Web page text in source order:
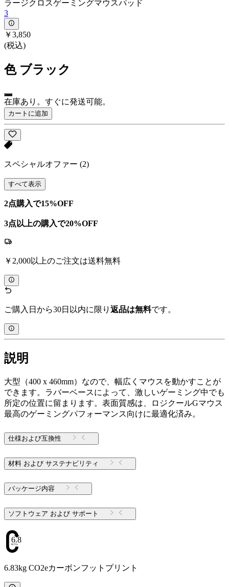
ラージクロスゲーミングマウスパッド
3
￥3,850
(税込)
色 ブラック
在庫あり。すぐに発送可能。
カートに追加
スペシャルオファー (2)
すべて表示
2点購入で15%OFF
3点以上の購入で20%OFF
￥2,000以上のご注文は送料無料
ご購入日から30日以内に限り 返品は無料です。
説明
大型（400 x 460mm）なので、幅広くマウスを動かすことが
できます。ラバーベースによって、激しいゲーミング中でも
所定の位置に留まります。表面質感は、ロジクールGマウス
最高のゲーミングパフォーマンス向けに最適化済み。
仕様および互換性
材料 および サステナビリティ
パッケージ内容
ソフトウェア および サポート
6.83
6.83kg CO2eカーボンフットプリント